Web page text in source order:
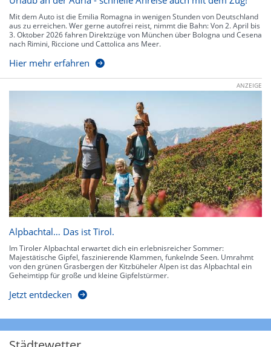
Mit dem Auto ist die Emilia Romagna in wenigen Stunden von Deutschland
aus zu erreichen. Wer gerne autofrei reist, nimmt die Bahn: Von 2. April bis
3. Oktober 2026 fahren Direktzüge von München über Bologna und Cesena
nach Rimini, Riccione und Cattolica ans Meer.
Hier mehr erfahren
ANZEIGE
Alpbachtal… Das ist Tirol.
Im Tiroler Alpbachtal erwartet dich ein erlebnisreicher Sommer:
Majestätische Gipfel, faszinierende Klammen, funkelnde Seen. Umrahmt
von den grünen Grasbergen der Kitzbüheler Alpen ist das Alpbachtal ein
Geheimtipp für große und kleine Gipfelstürmer.
Jetzt entdecken